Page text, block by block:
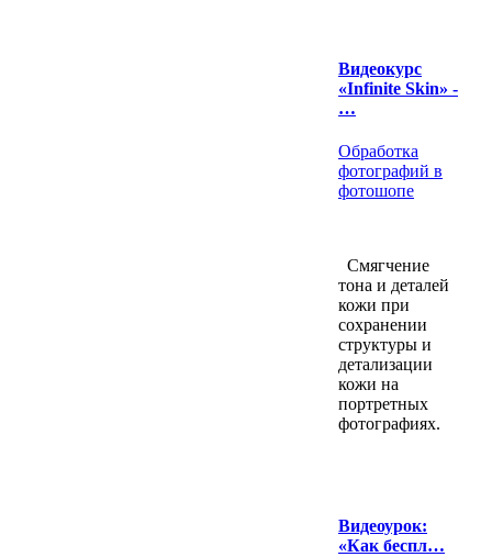
Видеокурс
«Infinite Skin» -
…
Обработка
фотографий в
фотошопе
Смягчение
тона и деталей
кожи при
сохранении
структуры и
детализации
кожи на
портретных
фотографиях.
Видеоурок:
«Как беспл…